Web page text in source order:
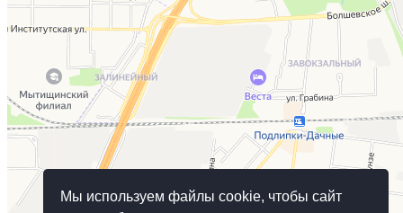
Мы используем файлы cookie, чтобы сайт